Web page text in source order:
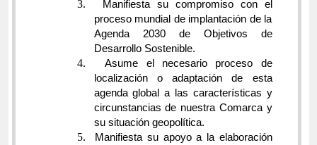
3.
Manifiesta su compromiso con el
proceso mundial de implantación de la
Agenda 2030 de Objetivos de
Desarrollo Sostenible.
4.
Asume el necesario proceso de
localización o adaptación de esta
agenda global a las características y
circunstancias de nuestra Comarca y
su situación geopolítica.
5.
Manifiesta su apoyo a la elaboración